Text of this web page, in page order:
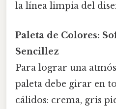
la línea limpia del
Paleta de Colores:
Sencillez
Para lograr una
paleta debe girar en
cálidos: crema, gris